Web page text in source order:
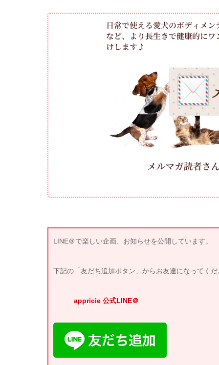
LINE＠で楽しい企画、お知らせを公開しています。
下記の「友だち追加ボタン」からお友達になってく
appricie 公式LINE＠